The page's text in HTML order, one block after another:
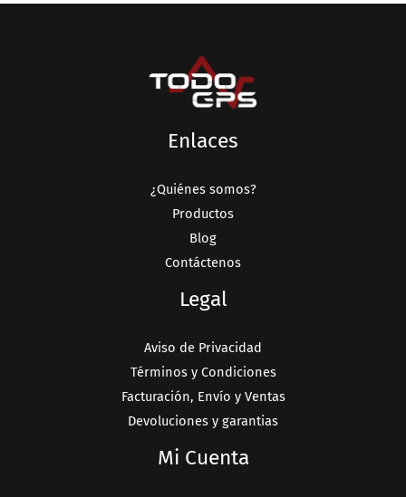
Enlaces
¿Quiénes somos?
Productos
Blog
Contáctenos
Legal
Aviso de Privacidad
Términos y Condiciones
Facturación, Envío y Ventas
Devoluciones y garantias
Mi Cuenta